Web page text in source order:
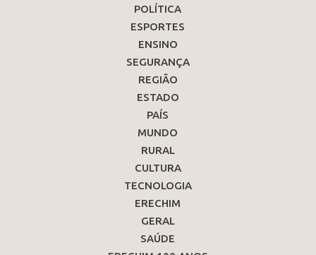
POLÍTICA
ESPORTES
ENSINO
SEGURANÇA
REGIÃO
ESTADO
PAÍS
MUNDO
RURAL
CULTURA
TECNOLOGIA
ERECHIM
GERAL
SAÚDE